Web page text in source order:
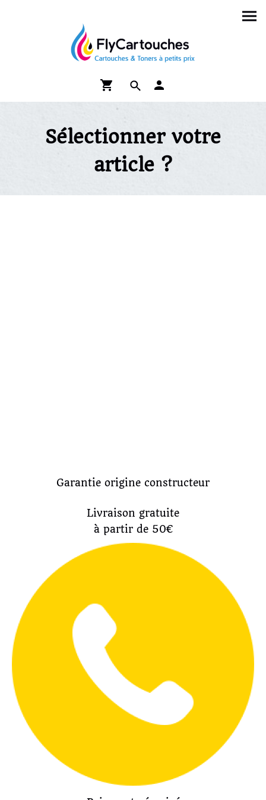
Sélectionner votre
article ?
Garantie origine constructeur
Livraison gratuite
à partir de 50€